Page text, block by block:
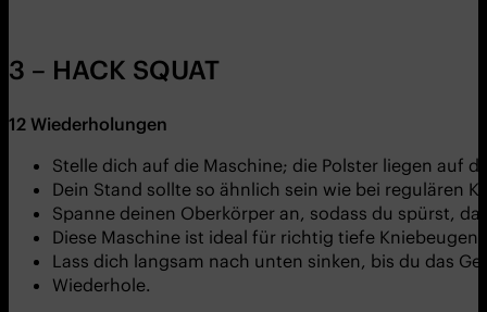
3 – HACK SQUAT
12 Wiederholungen
Stelle dich auf die Maschine; die Polster liegen auf
Dein Stand sollte so ähnlich sein wie bei regulären
Spanne deinen Oberkörper an, sodass du spürst,
Diese Maschine ist ideal für richtig tiefe Kniebeugen.
Lass dich langsam nach unten sinken, bis du das
Wiederhole.